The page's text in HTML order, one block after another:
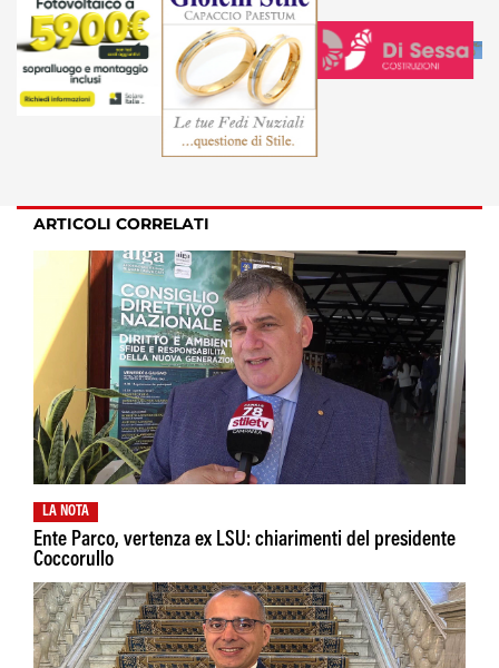
ARTICOLI CORRELATI
LA NOTA
Ente Parco, vertenza ex LSU: chiarimenti del presidente
Coccorullo